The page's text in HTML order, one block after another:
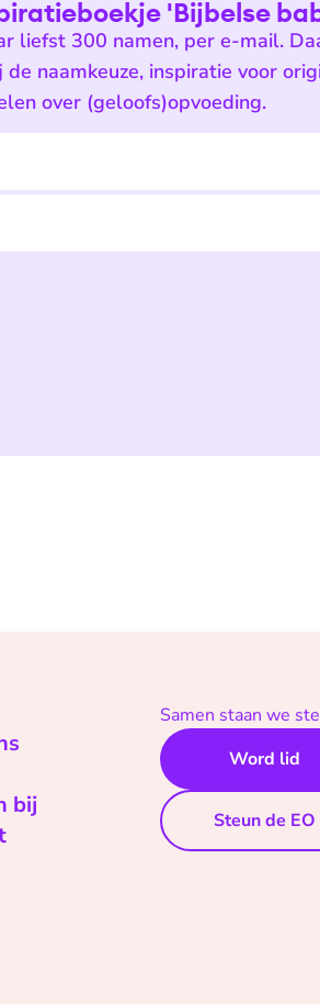
'Bijbelse
liefst 300 namen, per e-mail.
naamkeuze, inspiratie voor
over (geloofs)opvoeding.
bij
Samen staan we
Word lid
Steun de EO